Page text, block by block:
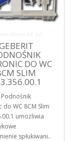
DO WC
SLIM
do WC 8CM Slim
umożliwia
spłukiwani..